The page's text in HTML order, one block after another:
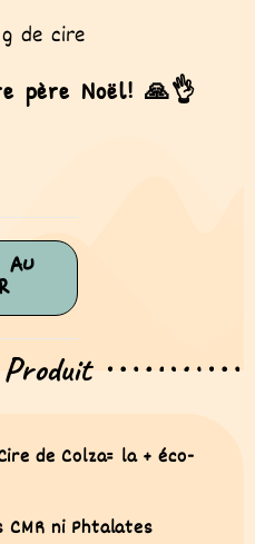
de cire
père Noël! 🙏👌
AU
de Colza= la + éco-
CMR ni Phtalates